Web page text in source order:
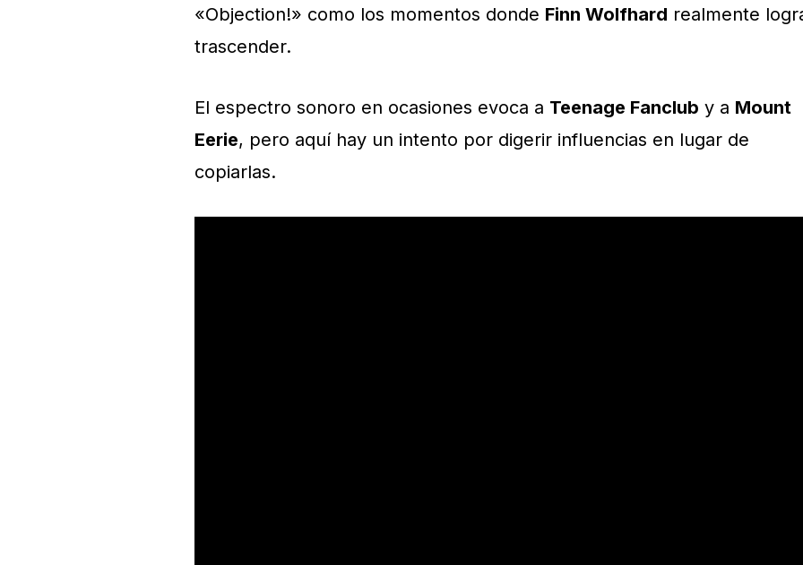
«Objection!» como los momentos donde Finn Wolfhard realmente
trascender.
El espectro sonoro en ocasiones evoca a Teenage Fanclub y a Mount
Eerie, pero aquí hay un intento por digerir influencias en lugar de
copiarlas.